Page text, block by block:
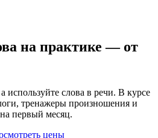
на практике — от
используйте слова в речи. В курсе
тренажеры произношения и
первый месяц.
цены